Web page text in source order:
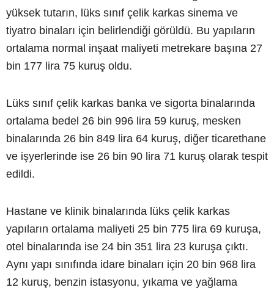
yüksek tutarın, lüks sınıf çelik karkas sinema ve
tiyatro binaları için belirlendiği görüldü. Bu yapıların
ortalama normal inşaat maliyeti metrekare başına 27
bin 177 lira 75 kuruş oldu.
Lüks sınıf çelik karkas banka ve sigorta binalarında
ortalama bedel 26 bin 996 lira 59 kuruş, mesken
binalarında 26 bin 849 lira 64 kuruş, diğer ticarethane
ve işyerlerinde ise 26 bin 90 lira 71 kuruş olarak tespit
edildi.
Hastane ve klinik binalarında lüks çelik karkas
yapıların ortalama maliyeti 25 bin 775 lira 69 kuruşa,
otel binalarında ise 24 bin 351 lira 23 kuruşa çıktı.
Aynı yapı sınıfında idare binaları için 20 bin 968 lira
12 kuruş, benzin istasyonu, yıkama ve yağlama